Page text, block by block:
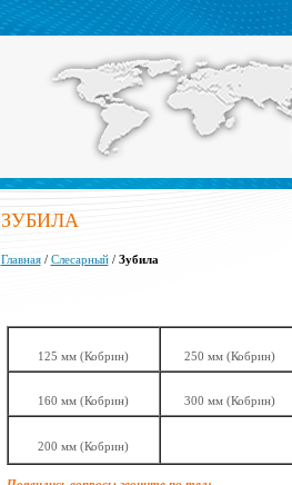
ЗУБИЛА
Главная/ Слесарный/ Зубила
125 мм (Кобрин) 250 мм (Кобрин)
160 мм (Кобрин) 300 мм (Кобрин)
200 мм (Кобрин)